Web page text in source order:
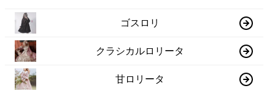
ゴスロリ
クラシカルロリータ
甘ロリータ